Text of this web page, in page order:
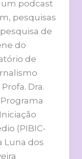
podcast
pesquisas
de
do
de
Dra.
(PIBIC-
Luna dos